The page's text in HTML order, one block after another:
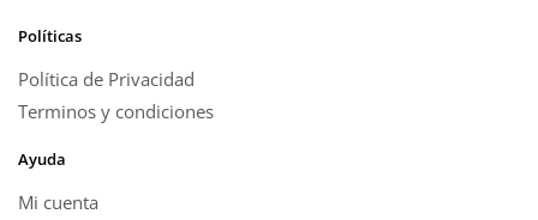
Políticas
Política de Privacidad
Terminos y condiciones
Ayuda
Mi cuenta